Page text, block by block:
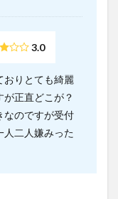
3.0
おりとても綺麗
正直どこが？
なのですが受付
人二人嫌みった